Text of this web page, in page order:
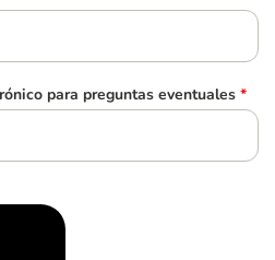
para preguntas eventuales *